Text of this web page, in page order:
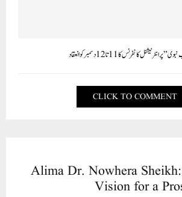
نیشنل کانفرنس کا 11 تا 12 دسمبر کو انعقاد
CLICK TO COMMENT
Alima Dr. Nowhera
Vision for a